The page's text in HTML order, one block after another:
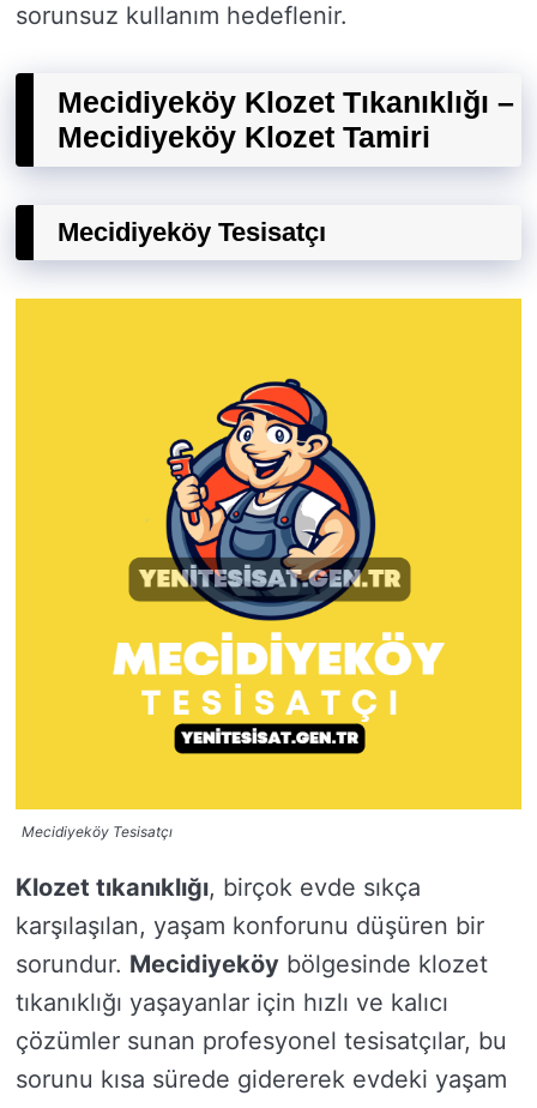
sorunsuz kullanım hedeflenir.
Mecidiyeköy Klozet Tıkanıklığı –
Mecidiyeköy Klozet Tamiri
Mecidiyeköy Tesisatçı
Mecidiyeköy Tesisatçı
Klozet tıkanıklığı, birçok evde sıkça
karşılaşılan, yaşam konforunu düşüren bir
sorundur. Mecidiyeköy bölgesinde klozet
tıkanıklığı yaşayanlar için hızlı ve kalıcı
çözümler sunan profesyonel tesisatçılar, bu
sorunu kısa sürede gidererek evdeki yaşam